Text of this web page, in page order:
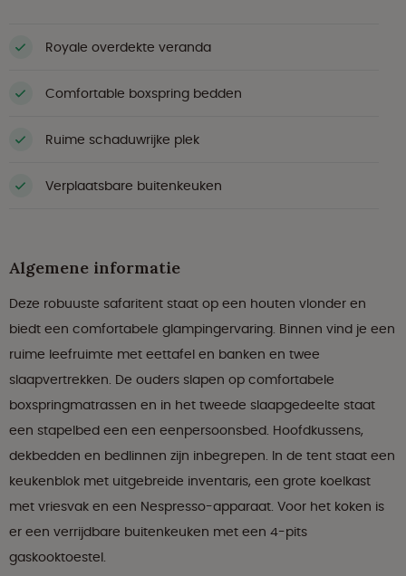
Royale overdekte veranda
Comfortable boxspring bedden
Ruime schaduwrijke plek
Verplaatsbare buitenkeuken
Algemene informatie
Deze robuuste safaritent staat op een houten vlonder en
biedt een comfortabele glampingervaring. Binnen vind je een
ruime leefruimte met eettafel en banken en twee
slaapvertrekken. De ouders slapen op comfortabele
boxspringmatrassen en in het tweede slaapgedeelte staat
een stapelbed een een eenpersoonsbed. Hoofdkussens,
dekbedden en bedlinnen zijn inbegrepen. In de tent staat een
keukenblok met uitgebreide inventaris, een grote koelkast
met vriesvak en een Nespresso-apparaat. Voor het koken is
er een verrijdbare buitenkeuken met een 4-pits
gaskooktoestel.